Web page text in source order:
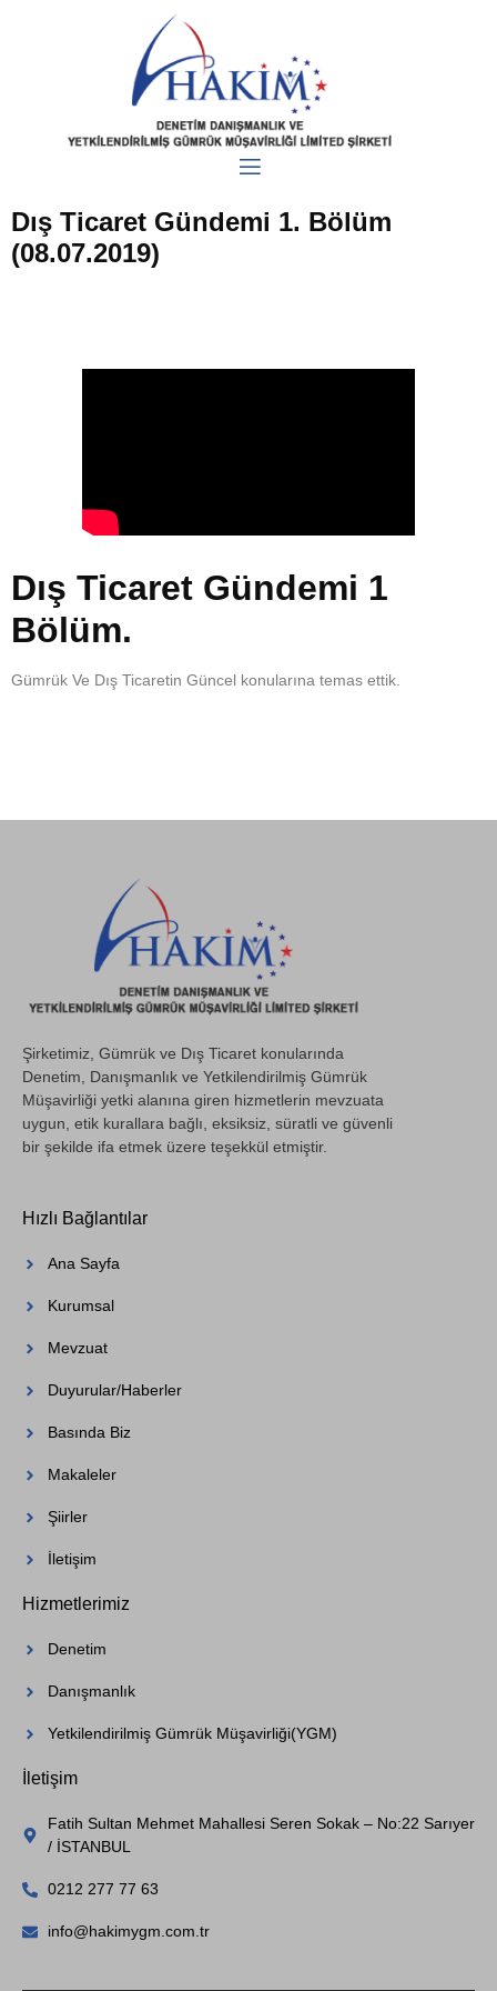
Dış Ticaret Gündemi 1. Bölüm
(08.07.2019)
Dış Ticaret Gündemi 1
Bölüm.
Gümrük Ve Dış Ticaretin Güncel konularına temas ettik.
Şirketimiz, Gümrük ve Dış Ticaret konularında
Denetim, Danışmanlık ve Yetkilendirilmiş Gümrük
Müşavirliği yetki alanına giren hizmetlerin mevzuata
uygun, etik kurallara bağlı, eksiksiz, süratli ve güvenli
bir şekilde ifa etmek üzere teşekkül etmiştir.
Hızlı Bağlantılar
Ana Sayfa
Kurumsal
Mevzuat
Duyurular/Haberler
Basında Biz
Makaleler
Şiirler
İletişim
Hizmetlerimiz
Denetim
Danışmanlık
Yetkilendirilmiş Gümrük Müşavirliği(YGM)
İletişim
Fatih Sultan Mehmet Mahallesi Seren Sokak – No:22 Sarıyer
/ İSTANBUL
0212 277 77 63
info@hakimygm.com.tr